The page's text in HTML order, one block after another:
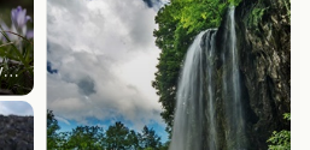
Ujedinjeno Kraljevstvo